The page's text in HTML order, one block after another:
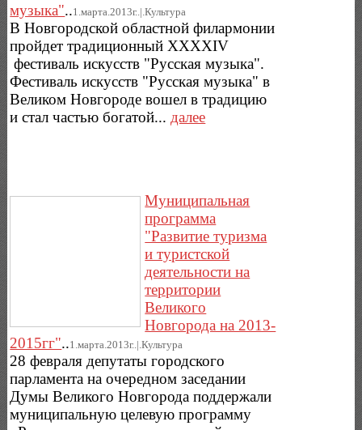
музыка"..1.марта.2013г..|.Культура
В Новгородской областной филармонии
пройдет традиционный XXXXIV
фестиваль искусств "Русская музыка".
Фестиваль искусств "Русская музыка" в
Великом Новгороде вошел в традицию
и стал частью богатой... далее
Муниципальная
программа
"Развитие туризма
и туристской
деятельности на
территории
Великого
Новгорода на 2013-
2015гг"..1.марта.2013г..|.Культура
28 февраля депутаты городского
парламента на очередном заседании
Думы Великого Новгорода поддержали
муниципальную целевую программу